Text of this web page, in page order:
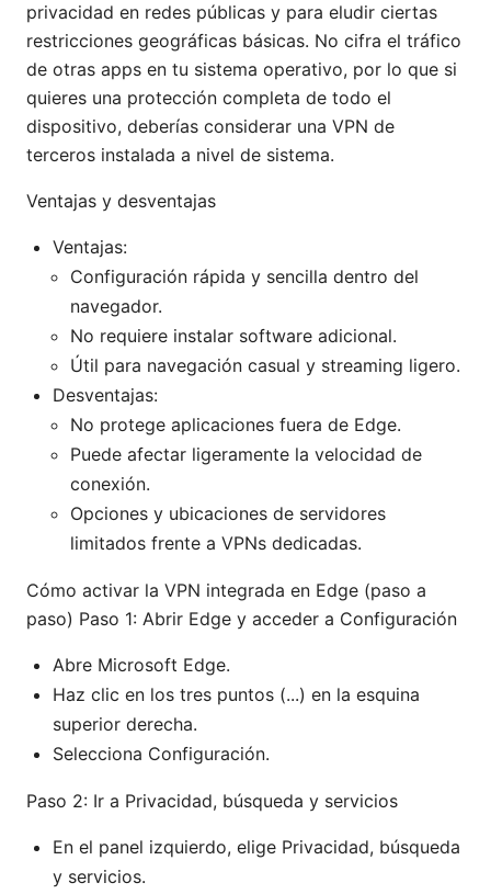
privacidad en redes públicas y para eludir ciertas
restricciones geográficas básicas. No cifra el tráfico
de otras apps en tu sistema operativo, por lo que si
quieres una protección completa de todo el
dispositivo, deberías considerar una VPN de
terceros instalada a nivel de sistema.
Ventajas y desventajas
Ventajas:
Configuración rápida y sencilla dentro del
navegador.
No requiere instalar software adicional.
Útil para navegación casual y streaming ligero.
Desventajas:
No protege aplicaciones fuera de Edge.
Puede afectar ligeramente la velocidad de
conexión.
Opciones y ubicaciones de servidores
limitados frente a VPNs dedicadas.
Cómo activar la VPN integrada en Edge (paso a
paso) Paso 1: Abrir Edge y acceder a Configuración
Abre Microsoft Edge.
Haz clic en los tres puntos (...) en la esquina
superior derecha.
Selecciona Configuración.
Paso 2: Ir a Privacidad, búsqueda y servicios
En el panel izquierdo, elige Privacidad, búsqueda
y servicios.